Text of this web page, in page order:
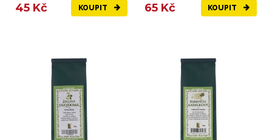
45 Kč KOUPIT 65 Kč KOUPIT